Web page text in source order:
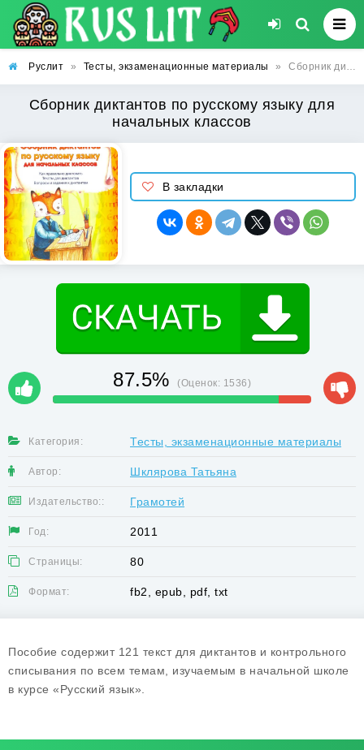
Руслит » Тесты, экзаменационные материалы » Сборник диктантов по русскому языку для начальных классов
Сборник диктантов по русскому языку для
начальных классов
В закладки
87.5% (Оценок: 1536)
Категория: Тесты, экзаменационные материалы
Автор: Шклярова Татьяна
Издательство:: Грамотей
Год: 2011
Страницы: 80
Формат: fb2, epub, pdf, txt
Пособие содержит 121 текст для диктантов и контрольного
списывания по всем темам, изучаемым в начальной школе
в курсе «Русский язык».